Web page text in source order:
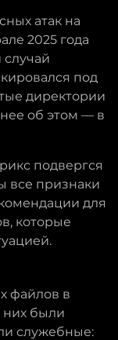
атак на
2025 года
под
директории
об этом — в
подвергся
все признаки
для
которые
файлов в
них были
служебные: